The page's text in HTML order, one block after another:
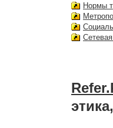
Нормы